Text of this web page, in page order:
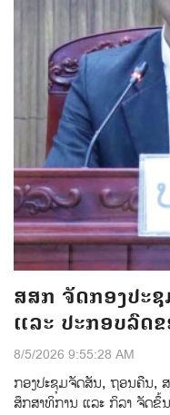
ສສກ ຈັດກອງປະ
ແລະ ປະກອບລົດ
8/5/2026 9:55:28 AM
ກອງປະຊຸມຈັດສັນ, ຖອນຄືນ, ສ
ສຶກສາທິການ ແລະ ກິລາ ຈັດ